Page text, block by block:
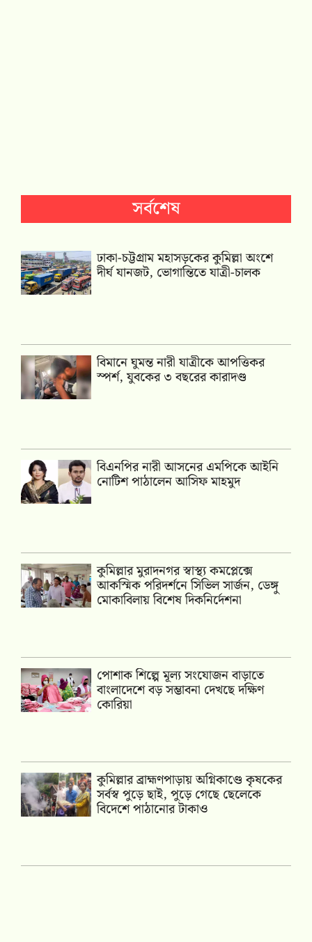
সর্বশেষ
ঢাকা-চট্টগ্রাম মহাসড়কের কুমিল্লা অংশে
দীর্ঘ যানজট, ভোগান্তিতে যাত্রী-চালক
বিমানে ঘুমন্ত নারী যাত্রীকে আপত্তিকর
স্পর্শ, যুবকের ৩ বছরের কারাদণ্ড
বিএনপির নারী আসনের এমপিকে আইনি
নোটিশ পাঠালেন আসিফ মাহমুদ
কুমিল্লার মুরাদনগর স্বাস্থ্য কমপ্লেক্সে
আকস্মিক পরিদর্শনে সিভিল সার্জন, ডেঙ্গু
মোকাবিলায় বিশেষ দিকনির্দেশনা
পোশাক শিল্পে মূল্য সংযোজন বাড়াতে
বাংলাদেশে বড় সম্ভাবনা দেখছে দক্ষিণ
কোরিয়া
কুমিল্লার ব্রাহ্মণপাড়ায় অগ্নিকাণ্ডে কৃষকের
সর্বস্ব পুড়ে ছাই, পুড়ে গেছে ছেলেকে
বিদেশে পাঠানোর টাকাও